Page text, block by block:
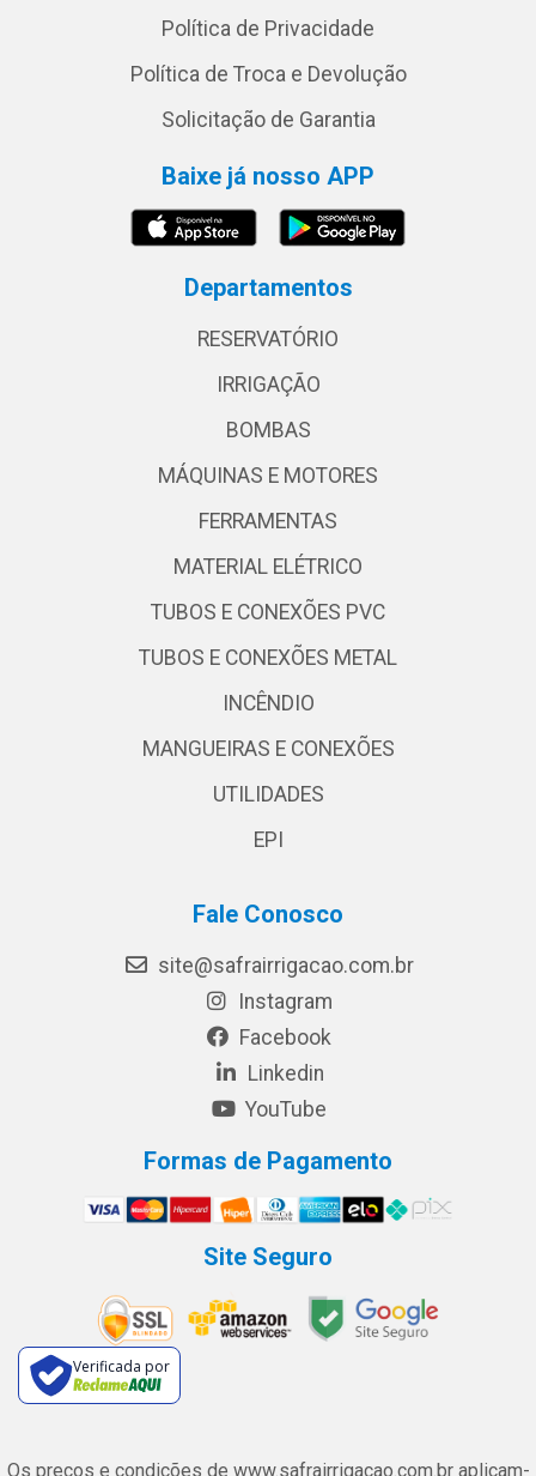
Política de Privacidade
Política de Troca e Devolução
Solicitação de Garantia
Baixe já nosso APP
Departamentos
RESERVATÓRIO
IRRIGAÇÃO
BOMBAS
MÁQUINAS E MOTORES
FERRAMENTAS
MATERIAL ELÉTRICO
TUBOS E CONEXÕES PVC
TUBOS E CONEXÕES METAL
INCÊNDIO
MANGUEIRAS E CONEXÕES
UTILIDADES
EPI
Fale Conosco
site@safrairrigacao.com.br
Instagram
Facebook
Linkedin
YouTube
Formas de Pagamento
Site Seguro
Verificada por
Os preços e condições de www.safrairrigacao.com.br aplicam-